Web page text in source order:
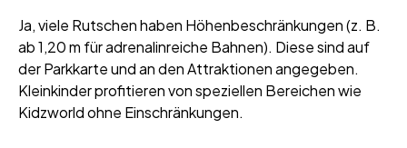
Ja, viele Rutschen haben Höhenbeschränkungen (z. B.
ab 1,20 m für adrenalinreiche Bahnen). Diese sind auf
der Parkkarte und an den Attraktionen angegeben.
Kleinkinder profitieren von speziellen Bereichen wie
Kidzworld ohne Einschränkungen.